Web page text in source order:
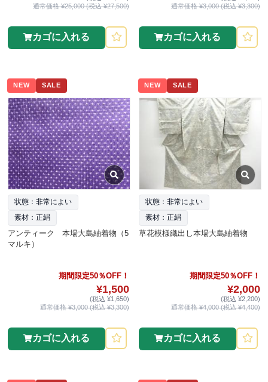
通常価格 ¥25,000 (税込 ¥27,500)
カゴに入れる
通常価格 ¥3,000 (税込 ¥3,300)
カゴに入れる
NEW SALE
状態：非常によい
素材：正絹
アンティーク 本場大島紬着物（5
マルキ）
期間限定50％OFF！
¥1,500
(税込 ¥1,650)
通常価格 ¥3,000 (税込 ¥3,300)
カゴに入れる
NEW SALE
状態：非常によい
素材：正絹
草花模様織出し本場大島紬着物
期間限定50％OFF！
¥2,000
(税込 ¥2,200)
通常価格 ¥4,000 (税込 ¥4,400)
カゴに入れる